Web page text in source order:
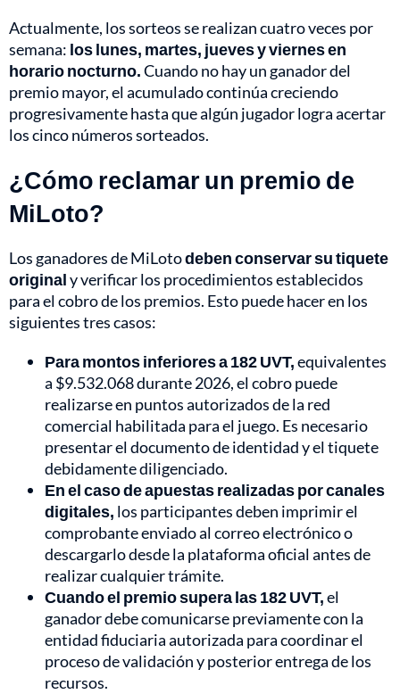
Actualmente, los sorteos se realizan cuatro veces por
semana: los lunes, martes, jueves y viernes en
horario nocturno.Cuando no hay un ganador del
premio mayor, el acumulado continúa creciendo
progresivamente hasta que algún jugador logra acertar
los cinco números sorteados.
¿Cómo reclamar un premio de
MiLoto?
Los ganadores de MiLotodeben conservar su tiquete
originaly verificar los procedimientos establecidos
para el cobro de los premios. Esto puede hacer en los
siguientes tres casos:
Para montos inferiores a 182 UVT,equivalentes
a $9.532.068 durante 2026, el cobro puede
realizarse en puntos autorizados de la red
comercial habilitada para el juego. Es necesario
presentar el documento de identidad y el tiquete
debidamente diligenciado.
En el caso de apuestas realizadas por canales
digitales, los participantes deben imprimir el
comprobante enviado al correo electrónico o
descargarlo desde la plataforma oficial antes de
realizar cualquier trámite.
Cuando el premio supera las 182 UVT,el
ganador debe comunicarse previamente con la
entidad fiduciaria autorizada para coordinar el
proceso de validación y posterior entrega de los
recursos.